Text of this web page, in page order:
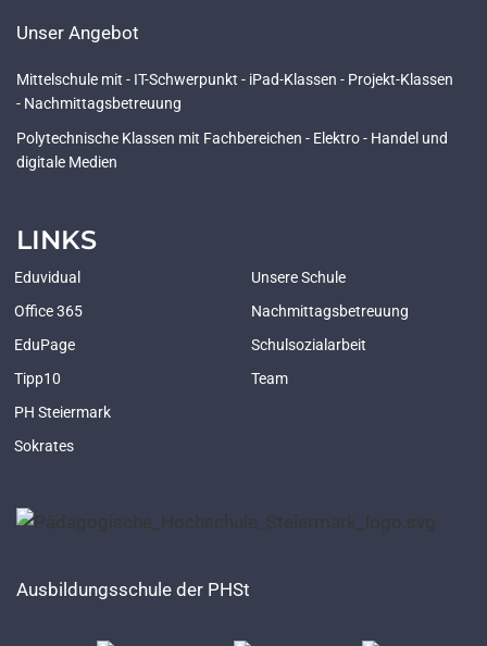
Unser Angebot
Mittelschule mit - IT-Schwerpunkt - iPad-Klassen - Projekt-Klassen
- Nachmittagsbetreuung
Polytechnische Klassen mit Fachbereichen - Elektro - Handel und
digitale Medien
LINKS
Eduvidual
Office 365
EduPage
Tipp10
PH Steiermark
Sokrates
Unsere Schule
Nachmittagsbetreuung
Schulsozialarbeit
Team
Ausbildungsschule der PHSt